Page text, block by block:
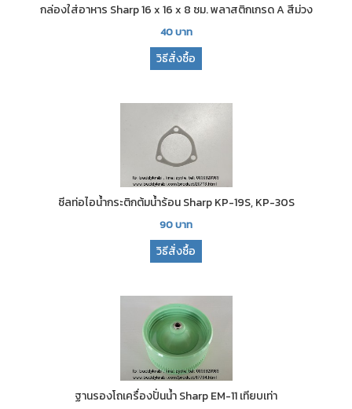
กล่องใส่อาหาร Sharp 16 x 16 x 8 ซม. พลาสติกเกรด A สีม่วง
40บาท
วิธีสั่งซื้อ
ซีลท่อไอน้ำกระติกต้มน้ำร้อน Sharp KP-19S, KP-30S
90บาท
วิธีสั่งซื้อ
ฐานรองโถเครื่องปั่นน้ำ Sharp EM-11 เทียบเท่า